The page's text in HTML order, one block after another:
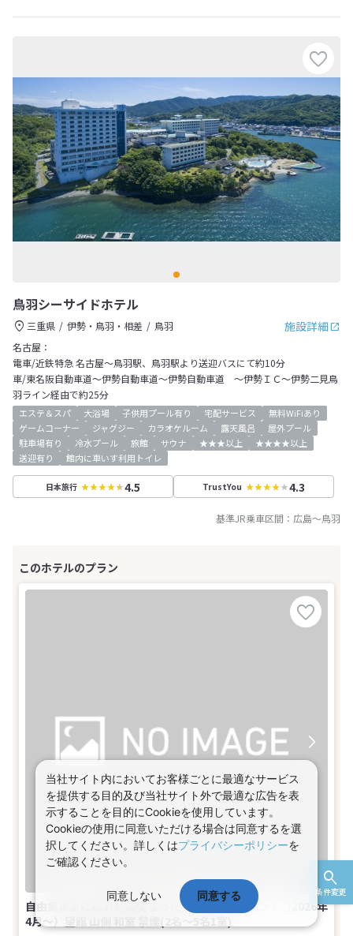
条件変更
鳥羽シーサイドホテル
施設詳細
三重県 伊勢・鳥羽・相差
鳥羽
名古屋：
電車/近鉄特急 名古屋～鳥羽駅、鳥羽駅より送迎バスにて約10分
車/東名阪自動車道～伊勢自動車道～伊勢自動車道 ～伊勢ＩＣ～伊勢二見鳥
羽ライン経由で約25分
エステ＆スパ 大浴場 子供用プール有り 宅配サービス
無料WiFiあり
ゲームコーナー
ジャグジー カラオケルーム 露天風呂
屋外プール
駐車場有り
冷水プール 旅館 サウナ ★★★以上
★★★★以上
送迎有り
館内に車いす利用トイレ
日本旅行 4.5 TrustYou 4.3
基準JR乗車区間： 広島～鳥羽
自由気ままに鳥羽を満喫 まったり素泊まりプラン！（2026年
4月～）望館 山側 和室 禁煙(2名～5名1室)
当社サイト内においてお客様ごとに最適なサービス
を提供する目的及び当社サイト外で最適な広告を表
示することを目的にCookieを使用しています。
Cookieの使用に同意いただける場合は同意するを選
択してください。詳しくはプライバシーポリシーを
ご確認ください。
同意しない 同意する